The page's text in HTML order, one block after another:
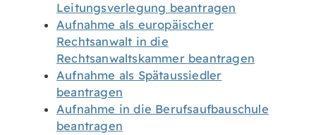
Leitungsverlegung beantragen
Aufnahme als europäischer
Rechtsanwalt in die
Rechtsanwaltskammer beantragen
Aufnahme als Spätaussiedler
beantragen
Aufnahme in die Berufsaufbauschule
beantragen